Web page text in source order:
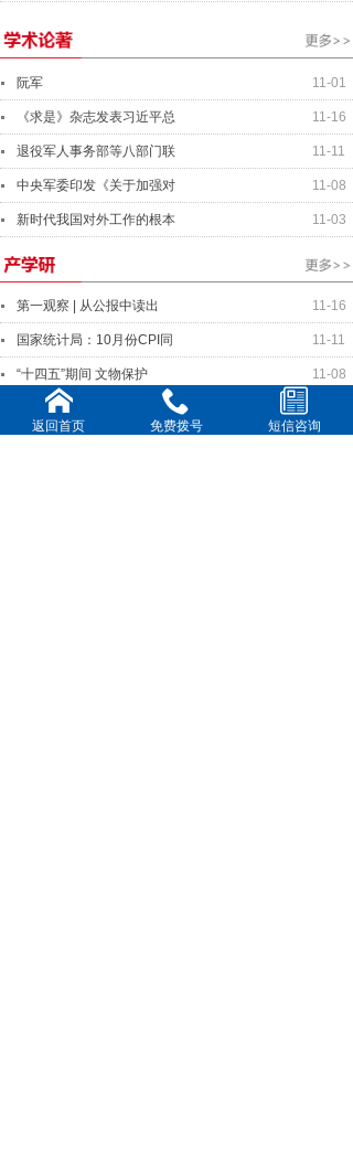
11-01
阮军
11-16
《求是》杂志发表习近平总
11-11
退役军人事务部等八部门联
11-08
中央军委印发《关于加强对
11-03
新时代我国对外工作的根本
11-16
第一观察 | 从公报中读出
11-11
国家统计局：10月份CPI同
11-08
“十四五”期间 文物保护
各地多措并举提供资金、场
返回首页 免费拨号 短信咨询